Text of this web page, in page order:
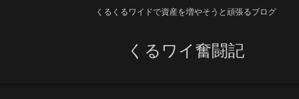
くるくるワイドで資産を増やそうと頑張るブログ
くるワイ奮闘記